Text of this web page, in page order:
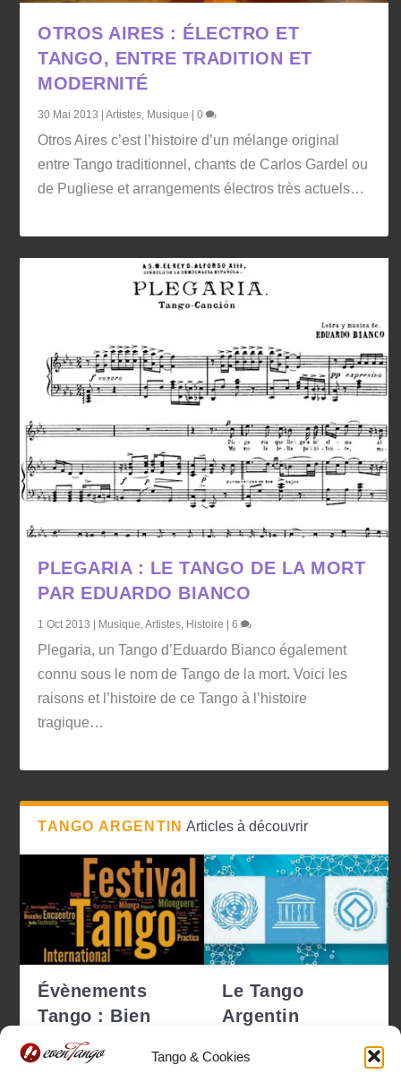
Tango & Cookies
OTROS AIRES : ÉLECTRO ET
TANGO, ENTRE TRADITION ET
MODERNITÉ
30 Mai 2013 |Artistes Musique |0
Otros Aires c’est l’histoire d’un mélange original
entre Tango traditionnel, chants de Carlos Gardel ou
de Pugliese et arrangements électros très actuels…
PLEGARIA : LE TANGO DE LA MORT
PAR EDUARDO BIANCO
1 Oct 2013 | Musique ,Artistes Histoire |6
Plegaria, un Tango d’Eduardo Bianco également
connu sous le nom de Tango de la mort. Voici les
raisons et l’histoire de ce Tango à l’histoire
tragique…
TANGO ARGENTIN Articles à découvrir
Évènements
Tango : Bien
choisir pour ne
pas se tro...
Le Tango
Argentin
Patrimoine